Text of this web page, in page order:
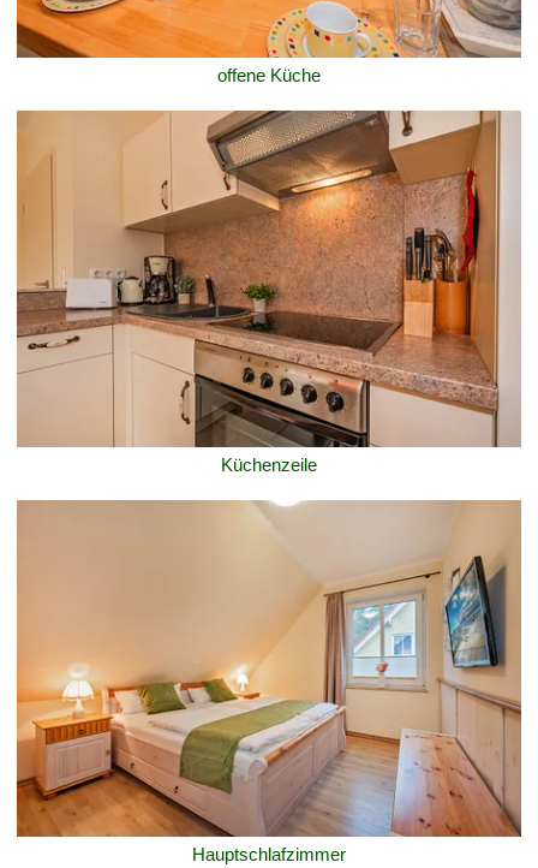
offene Küche
Küchenzeile
Hauptschlafzimmer